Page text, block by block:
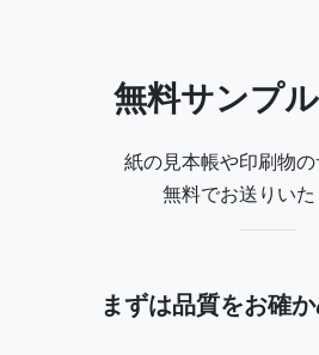
無料サンプ
紙の見本帳や印刷物
無料でお送りいた
まずは品質をお確